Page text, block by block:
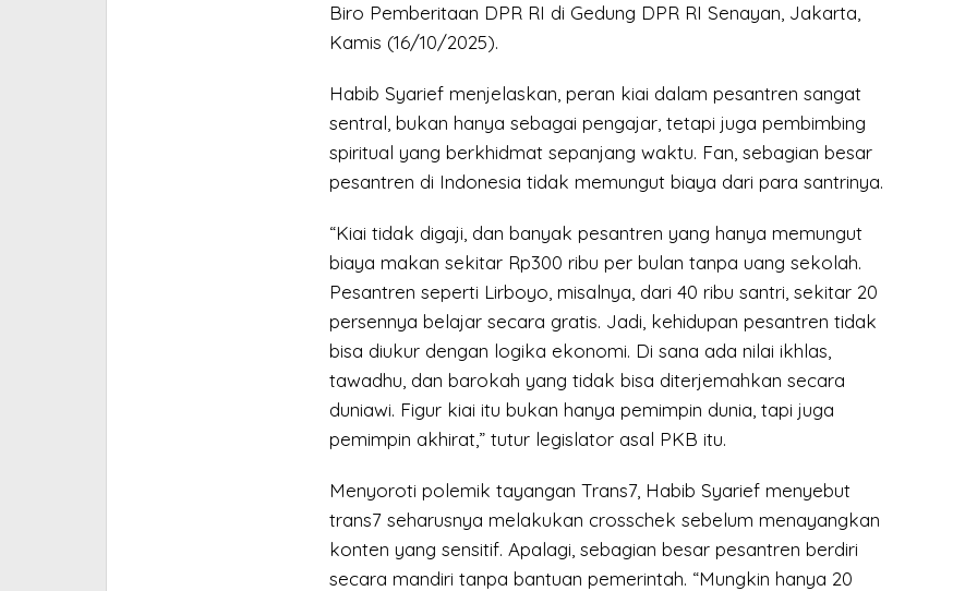
Biro Pemberitaan DPR RI di Gedung DPR RI Senayan, Jakarta,
Kamis (16/10/2025).
Habib Syarief menjelaskan, peran kiai dalam pesantren sangat
sentral, bukan hanya sebagai pengajar, tetapi juga pembimbing
spiritual yang berkhidmat sepanjang waktu. Fan, sebagian besar
pesantren di Indonesia tidak memungut biaya dari para santrinya.
“Kiai tidak digaji, dan banyak pesantren yang hanya memungut
biaya makan sekitar Rp300 ribu per bulan tanpa uang sekolah.
Pesantren seperti Lirboyo, misalnya, dari 40 ribu santri, sekitar 20
persennya belajar secara gratis. Jadi, kehidupan pesantren tidak
bisa diukur dengan logika ekonomi. Di sana ada nilai ikhlas,
tawadhu, dan barokah yang tidak bisa diterjemahkan secara
duniawi. Figur kiai itu bukan hanya pemimpin dunia, tapi juga
pemimpin akhirat,” tutur legislator asal PKB itu.
Menyoroti polemik tayangan Trans7, Habib Syarief menyebut
trans7 seharusnya melakukan crosschek sebelum menayangkan
konten yang sensitif. Apalagi, sebagian besar pesantren berdiri
secara mandiri tanpa bantuan pemerintah. “Mungkin hanya 20